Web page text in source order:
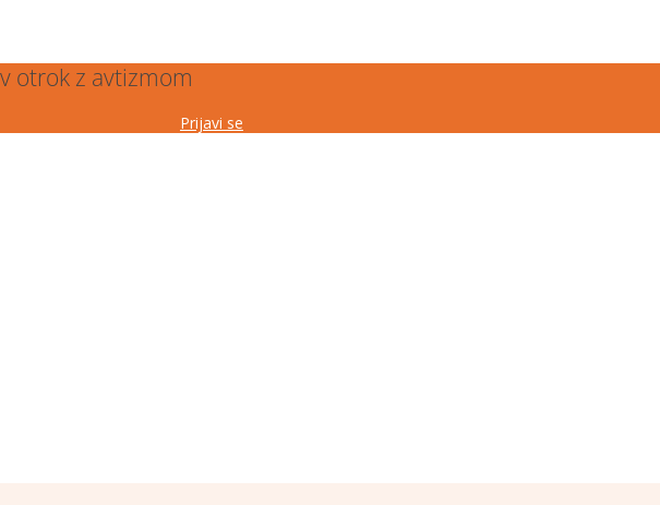
otrok z avtizmom
Prijavi se